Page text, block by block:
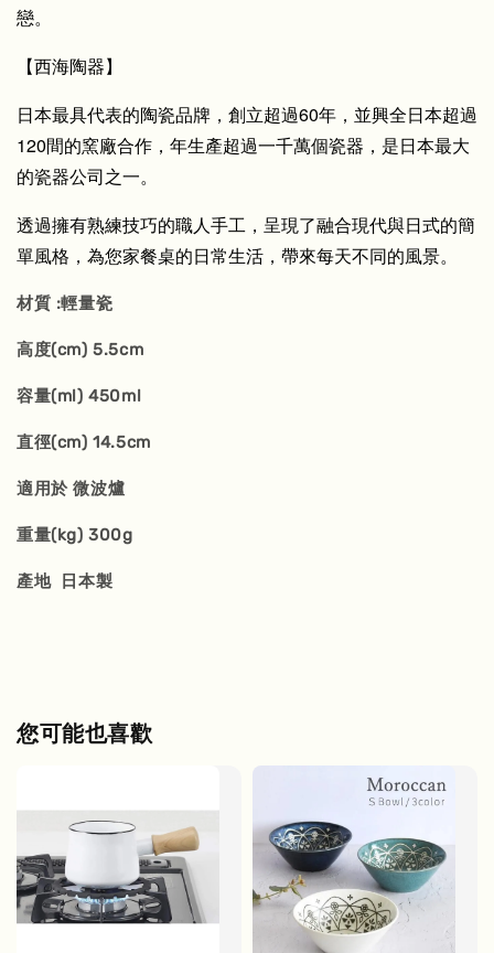
戀。
【西海陶器】
日本最具代表的陶瓷品牌，創立超過60年，並興全日本超過
120間的窯廠合作，年生產超過一千萬個瓷器，是日本最大
的瓷器公司之一。
透過擁有熟練技巧的職人手工，呈現了融合現代與日式的簡
單風格，為您家餐桌的日常生活，帶來每天不同的風景。
材質 :輕量瓷
高度(cm) 5.5cm
容量(ml) 450ml
直徑(cm) 14.5cm
適用於 微波爐
重量(kg) 300g
產地 日本製
您可能也喜歡